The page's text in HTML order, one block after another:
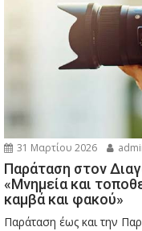
31 Μαρτίου 2026
Παράταση στον
«Μνημεία και
καμβά και φακού»
Παράταση έως και την